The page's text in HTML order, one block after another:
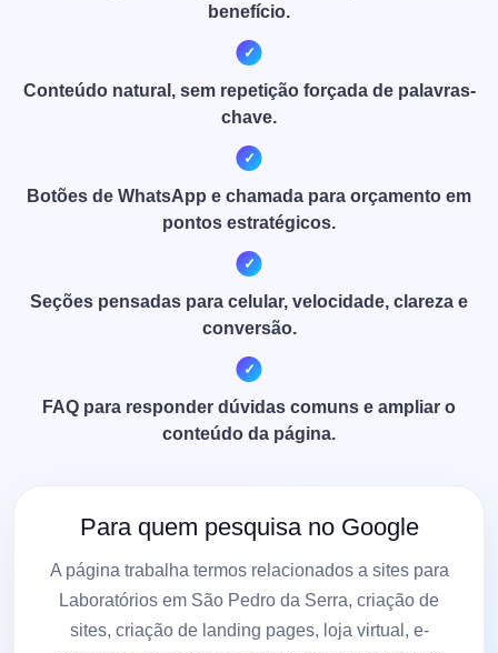
benefício.
Conteúdo natural, sem repetição forçada de palavras-
chave.
Botões de WhatsApp e chamada para orçamento em
pontos estratégicos.
Seções pensadas para celular, velocidade, clareza e
conversão.
FAQ para responder dúvidas comuns e ampliar o
conteúdo da página.
Para quem pesquisa no Google
A página trabalha termos relacionados a sites para
Laboratórios em São Pedro da Serra, criação de
sites, criação de landing pages, loja virtual, e-